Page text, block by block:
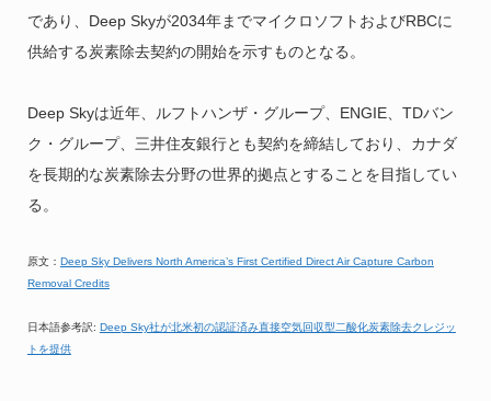
であり、Deep Skyが2034年までマイクロソフトおよびRBCに
供給する炭素除去契約の開始を示すものとなる。
Deep Skyは近年、ルフトハンザ・グループ、ENGIE、TDバン
ク・グループ、三井住友銀行とも契約を締結しており、カナダ
を長期的な炭素除去分野の世界的拠点とすることを目指してい
る。
原文： Deep Sky Delivers North America’s First Certified Direct Air Capture Carbon
Removal Credits
日本語参考訳: Deep Sky社が北米初の認証済み直接空気回収型二酸化炭素除去クレジッ
トを提供